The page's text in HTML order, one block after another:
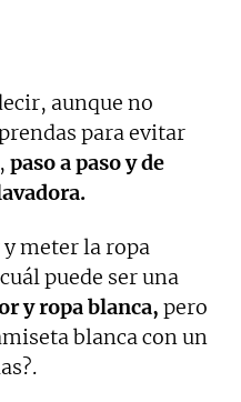
aunque no
para evitar
paso a paso y de
meter la ropa
puede ser una
y ropa blanca, pero
blanca con un